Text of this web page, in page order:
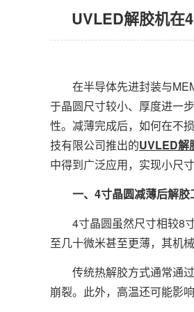
UVLED解胶机在
在半导体先进封装与
于晶圆尺寸较小、厚度进一
性。减薄完成后，如何在不
技有限公司推出的UVLED解
中得到广泛应用，实现小尺
一、4寸晶圆减薄后解
4寸晶圆虽然尺寸相较8寸
至几十微米甚至更薄，其机
传统热解胶方式通常通过
崩裂。此外，高温还可能影